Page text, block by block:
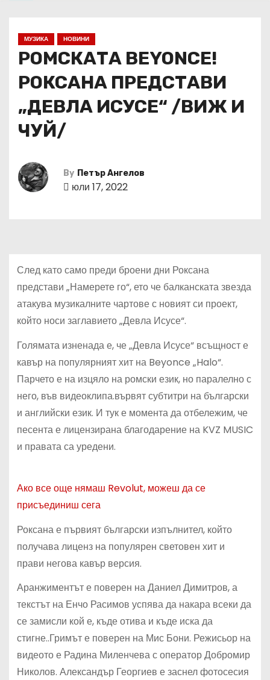
МУЗИКА НОВИНИ
РОМСКАТА BEYONCE!
РОКСАНА ПРЕДСТАВИ
„ДЕВЛА ИСУСЕ“ /ВИЖ И
ЧУЙ/
By Петър Ангелов
юли 17, 2022
След като само преди броени дни Роксана
представи „Намерете го“, ето че балканската звезда
атакува музикалните чартове с новият си проект,
който носи заглавието „Девла Исусе“.
Голямата изненада е, че „Девла Исусе“ всъщност е
кавър на популярният хит на Beyonce „Halo“.
Парчето е на изцяло на ромски език, но паралелно с
него, във видеоклипа.вървят субтитри на български
и английски език. И тук е момента да отбележим, че
песента е лицензирана благодарение на KVZ MUSIC
и правата са уредени.
Ако все още нямаш Revolut, можеш да се
присъединиш сега
Роксана е първият български изпълнител, който
получава лиценз на популярен световен хит и
прави негова кавър версия.
Аранжиментът е поверен на Даниел Димитров, а
текстът на Енчо Расимов успява да накара всеки да
се замисли кой е, къде отива и къде иска да
стигне..Гримът е поверен на Мис Бони. Режисьор на
видеото е Радина Миленчева с оператор Добромир
Николов. Александър Георгиев е заснел фотосесия